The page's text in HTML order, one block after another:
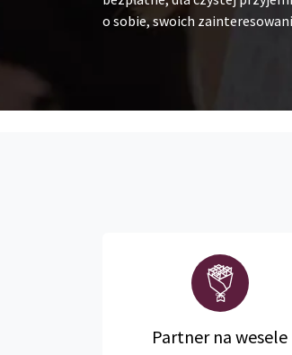
o sobie, swoich
Partner na wesele